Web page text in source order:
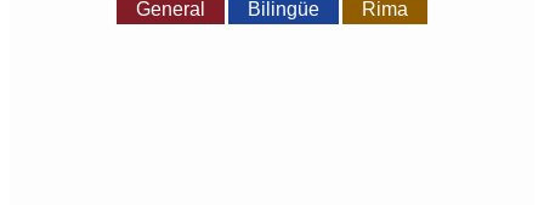
General
Bilingüe Rima